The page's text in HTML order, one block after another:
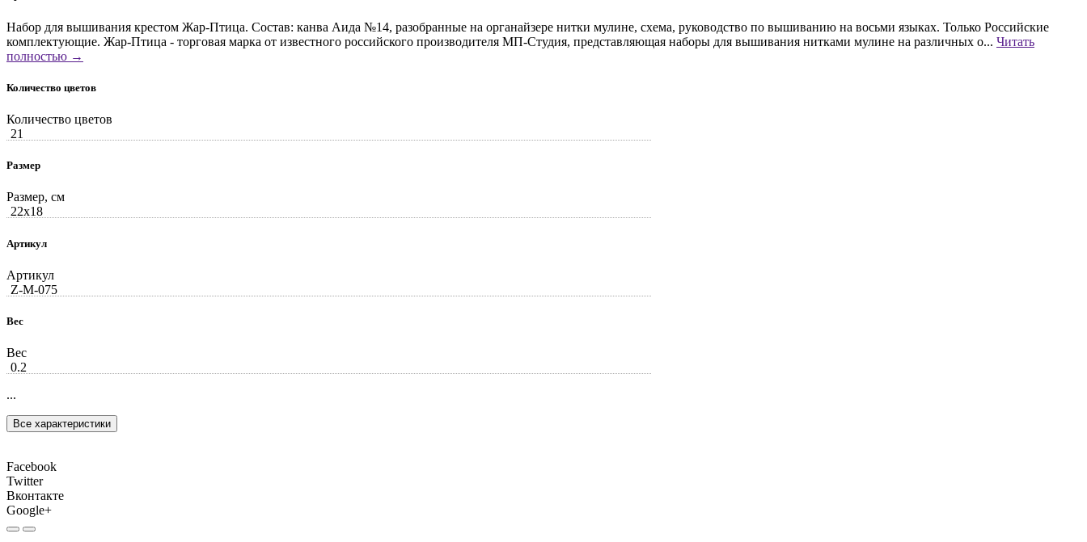
Набор для вышивания крестом Жар-Птица. Состав: канва Аида №14, разобранные на органайзере нитки мулине, схема, руководство по вышиванию на восьми языках. Только Российские
комплектующие. Жар-Птица - торговая марка от известного российского производителя МП-Студия, представляющая наборы для вышивания нитками мулине на различных о... Читать
полностью →
Количество цветов
Количество цветов
21
Размер
Размер, см
22x18
Артикул
Артикул
Z-М-075
Вес
Вес
0.2
...
Все характеристики
Facebook
Twitter
Вконтакте
Google+